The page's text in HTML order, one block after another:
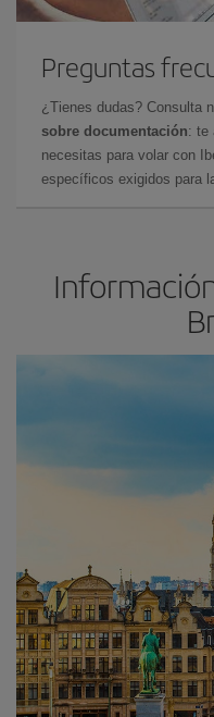
Preguntas
¿Tienes dudas? Consulta
sobre documentación: te
necesitas para volar con
específicos exigidos para